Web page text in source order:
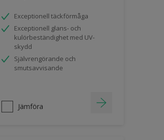
Exceptionell täckförmåga
Exceptionell glans- och
kulörbeständighet med UV-
skydd
Självrengörande och
smutsavvisande
Jämföra